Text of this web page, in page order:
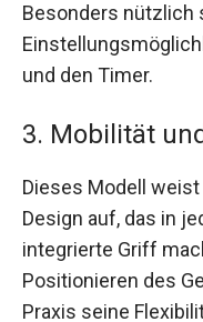
Besonders nützlich
und den Timer.
3. Mobilität
Dieses Modell
Design auf, das in
integrierte Griff
Positionieren des
Praxis seine